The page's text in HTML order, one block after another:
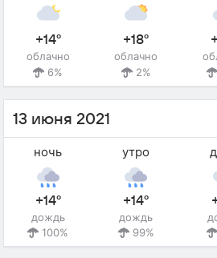
+14°
облачно
6%
+18°
облачно
2%
13 июня 2021
ночь
+14°
дождь
100%
утро
+14°
дождь
99%